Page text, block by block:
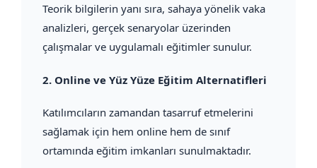
Teorik bilgilerin yanı sıra, sahaya yönelik vaka
analizleri, gerçek senaryolar üzerinden
çalışmalar ve uygulamalı eğitimler sunulur.
2. Online ve Yüz Yüze Eğitim Alternatifleri
Katılımcıların zamandan tasarruf etmelerini
sağlamak için hem online hem de sınıf
ortamında eğitim imkanları sunulmaktadır.